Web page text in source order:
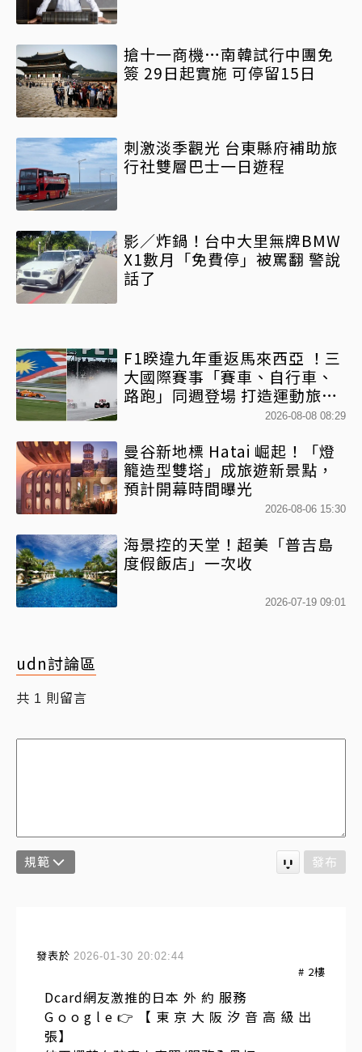
搶十一商機…南韓試行中團免
簽 29日起實施 可停留15日
刺激淡季觀光 台東縣府補助旅
行社雙層巴士一日遊程
影／炸鍋！台中大里無牌BMW
X1數月「免費停」被罵翻 警說
話了
F1睽違九年重返馬來西亞 ！三
大國際賽事「賽車、自行車、
路跑」同週登場 打造運動旅遊
2026-08-08 08:29
曼谷新地標 Hatai 崛起！「燈
籠造型雙塔」成旅遊新景點，
預計開幕時間曝光
2026-08-06 15:30
海景控的天堂！超美「普吉島
度假飯店」一次收
2026-07-19 09:01
udn討論區
共 1 則留言
規範 發布
發表於 2026-01-30 20:02:44
# 2樓
Dcard網友激推的日本 外 約 服務
G o o g l e 👉 【 東 京 大 阪 汐 音 高 級 出
張】